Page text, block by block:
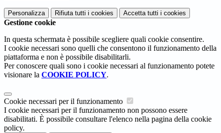
Personalizza Rifiuta tutti i cookies Accetta tutti i cookies
Gestione cookie
In questa schermata è possibile scegliere quali cookie consentire.
I cookie necessari sono quelli che consentono il funzionamento della
piattaforma e non è possibile disabilitarli.
Per conoscere quali sono i cookie necessari al funzionamento potete
visionare la COOKIE POLICY.
Cookie necessari per il funzionamento
I cookie necessari per il funzionamento non possono essere
disabilitati. È possibile consultare l'elenco nella pagina della cookie
policy.